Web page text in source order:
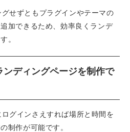
せずともプラグインやテーマの
加できるため、効率良くランデ
。
ンディングページを制作で
グインさえすれば場所と時間を
制作が可能です。